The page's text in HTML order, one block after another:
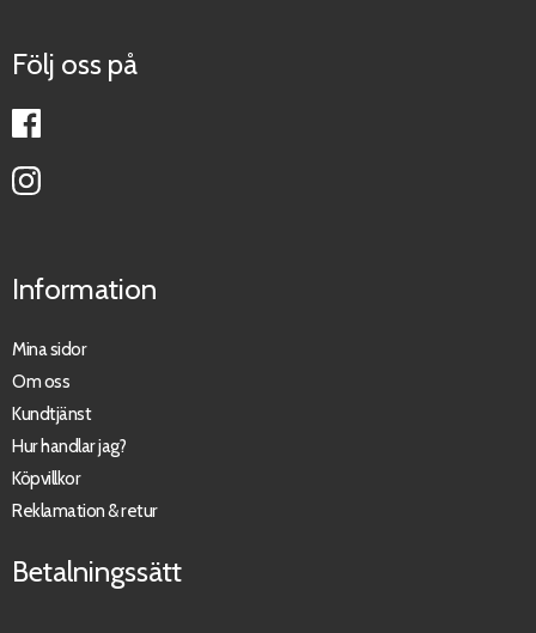
Följ oss på
Information
Mina sidor
Om oss
Kundtjänst
Hur handlar jag?
Köpvillkor
Reklamation & retur
Betalningssätt